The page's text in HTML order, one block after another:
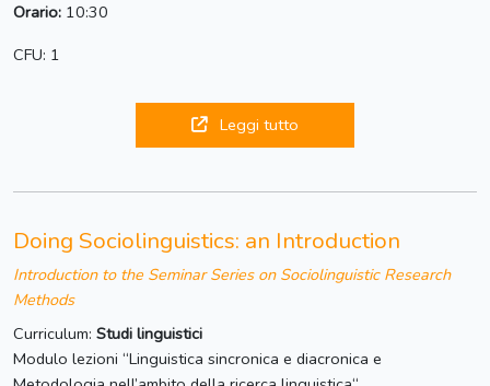
Orario: 10:30
CFU: 1
Leggi tutto
Doing Sociolinguistics: an Introduction
Introduction to the Seminar Series on Sociolinguistic Research
Methods
Curriculum: Studi linguistici
Modulo lezioni “Linguistica sincronica e diacronica e